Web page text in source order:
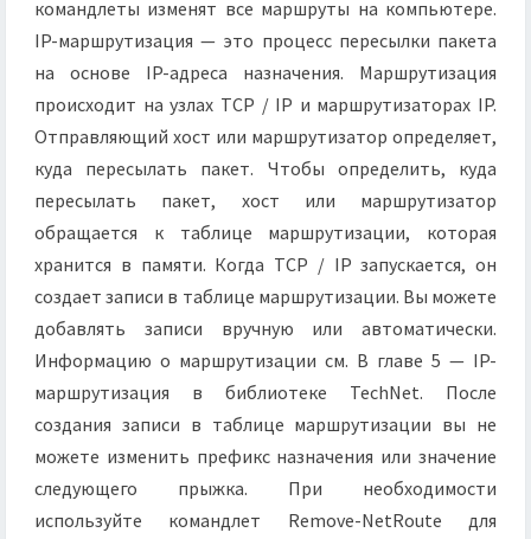
командлеты изменят все маршруты на компьютере.
IP-маршрутизация — это процесс пересылки пакета
на основе IP-адреса назначения. Маршрутизация
происходит на узлах TCP / IP и маршрутизаторах IP.
Отправляющий хост или маршрутизатор определяет,
куда пересылать пакет. Чтобы определить, куда
пересылать пакет, хост или маршрутизатор
обращается к таблице маршрутизации, которая
хранится в памяти. Когда TCP / IP запускается, он
создает записи в таблице маршрутизации. Вы можете
добавлять записи вручную или автоматически.
Информацию о маршрутизации см. В главе 5 — IP-
маршрутизация в библиотеке TechNet. После
создания записи в таблице маршрутизации вы не
можете изменить префикс назначения или значение
следующего прыжка. При необходимости
используйте командлет Remove-NetRoute для